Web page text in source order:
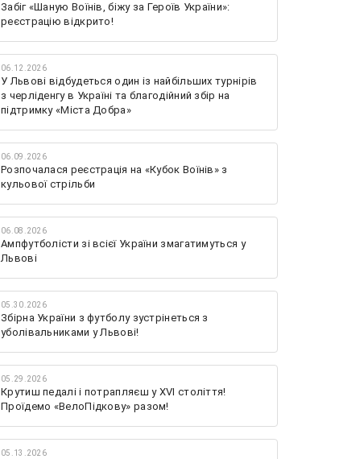
Забіг «Шаную Воїнів, біжу за Героїв України»:
реєстрацію відкрито!
06.12.2026
У Львові відбудеться один із найбільших турнірів
з черліденгу в Україні та благодійний збір на
підтримку «Міста Добра»
06.09.2026
Розпочалася реєстрація на «Кубок Воїнів» з
кульової стрільби
06.08.2026
Ампфутболісти зі всієї України змагатимуться у
Львові
05.30.2026
Збірна України з футболу зустрінеться з
уболівальниками у Львові!
05.29.2026
Крутиш педалі і потрапляєш у XVI століття!
Проїдемо «ВелоПідкову» разом!
05.13.2026